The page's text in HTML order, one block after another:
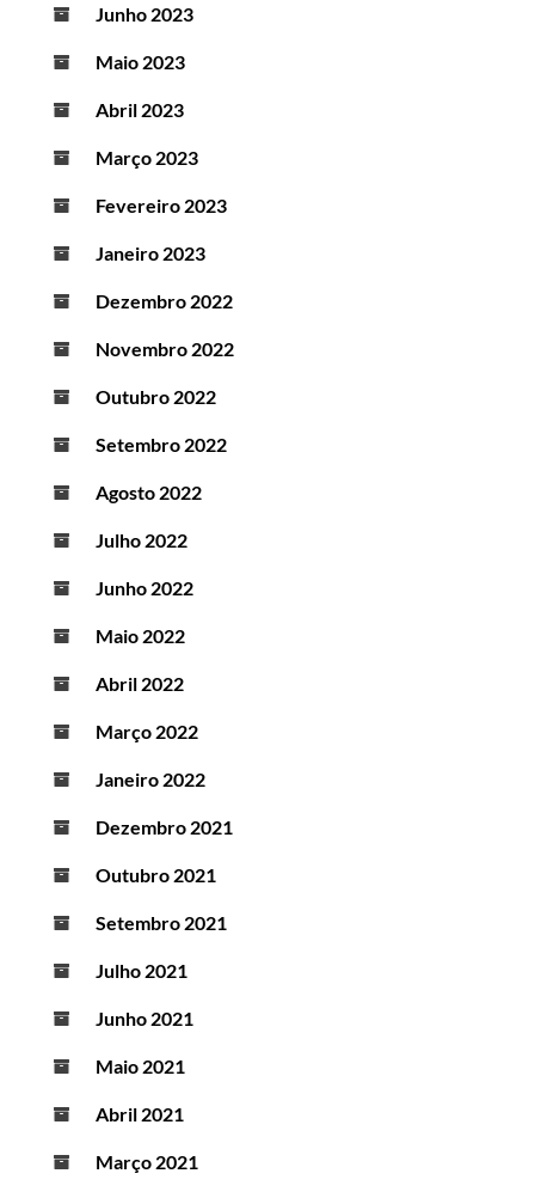
Junho 2023
Maio 2023
Abril 2023
Março 2023
Fevereiro 2023
Janeiro 2023
Dezembro 2022
Novembro 2022
Outubro 2022
Setembro 2022
Agosto 2022
Julho 2022
Junho 2022
Maio 2022
Abril 2022
Março 2022
Janeiro 2022
Dezembro 2021
Outubro 2021
Setembro 2021
Julho 2021
Junho 2021
Maio 2021
Abril 2021
Março 2021